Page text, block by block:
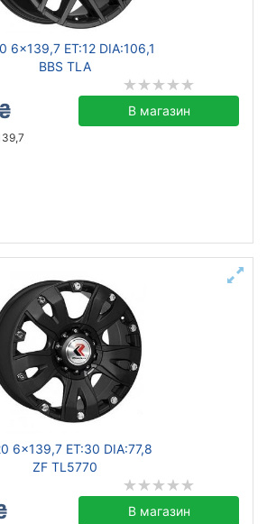
6x139,7 ET:12 DIA:106,1
BBS TLA
В магазин
6x139,7 ET:30 DIA:77,8
ZF TL5770
В магазин